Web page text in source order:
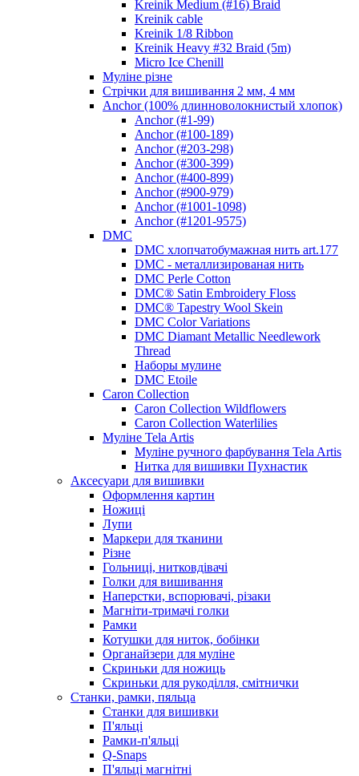
Kreinik Medium (#16) Braid
Kreinik cable
Kreinik 1/8 Ribbon
Kreinik Heavy #32 Braid (5m)
Micro Ice Chenill
Муліне різне
Стрічки для вишивання 2 мм, 4 мм
Anchor (100% длинноволокнистый хлопок)
Anchor (#1-99)
Anchor (#100-189)
Anchor (#203-298)
Anchor (#300-399)
Anchor (#400-899)
Anchor (#900-979)
Anchor (#1001-1098)
Anchor (#1201-9575)
DMC
DMC хлопчатобумажная нить art.177
DMC - металлизированая нить
DMC Perle Cotton
DMC® Satin Embroidery Floss
DMC® Tapestry Wool Skein
DMC Color Variations
DMC Diamant Metallic Needlework
Thread
Наборы мулине
DMC Etoile
Caron Collection
Caron Collection Wildflowers
Caron Collection Waterlilies
Муліне Tela Artis
Муліне ручного фарбування Tela Artis
Нитка для вишивки Пухнастик
Аксесуари для вишивки
Оформлення картин
Ножиці
Лупи
Маркери для тканини
Різне
Гольниці, нитковдівачі
Голки для вишивання
Наперстки, вспорювачі, різаки
Магніти-тримачі голки
Рамки
Котушки для ниток, бобінки
Органайзери для муліне
Скриньки для ножиць
Скриньки для рукоділля, смітнички
Станки, рамки, пяльца
Станки для вишивки
П'яльці
Рамки-п'яльці
Q-Snaps
П'яльці магнітні